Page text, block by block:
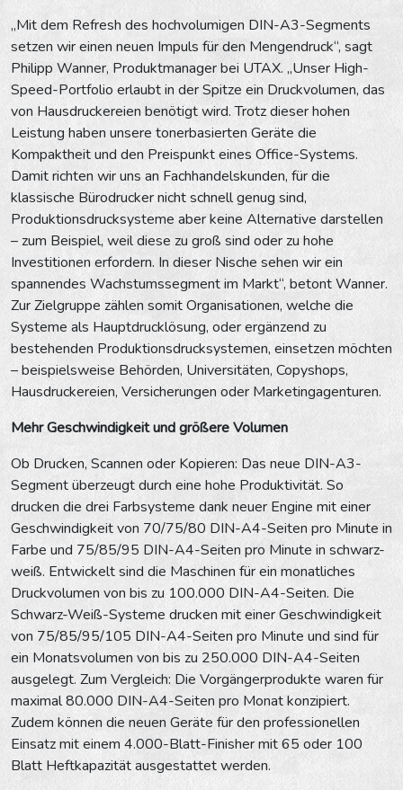
„Mit dem Refresh des hochvolumigen DIN-A3-Segments
setzen wir einen neuen Impuls für den Mengendruck“, sagt
Philipp Wanner, Produktmanager bei UTAX. „Unser High-
Speed-Portfolio erlaubt in der Spitze ein Druckvolumen, das
von Hausdruckereien benötigt wird. Trotz dieser hohen
Leistung haben unsere tonerbasierten Geräte die
Kompaktheit und den Preispunkt eines Office-Systems.
Damit richten wir uns an Fachhandelskunden, für die
klassische Bürodrucker nicht schnell genug sind,
Produktionsdrucksysteme aber keine Alternative darstellen
– zum Beispiel, weil diese zu groß sind oder zu hohe
Investitionen erfordern. In dieser Nische sehen wir ein
spannendes Wachstumssegment im Markt“, betont Wanner.
Zur Zielgruppe zählen somit Organisationen, welche die
Systeme als Hauptdrucklösung, oder ergänzend zu
bestehenden Produktionsdrucksystemen, einsetzen möchten
– beispielsweise Behörden, Universitäten, Copyshops,
Hausdruckereien, Versicherungen oder Marketingagenturen.
Mehr Geschwindigkeit und größere Volumen
Ob Drucken, Scannen oder Kopieren: Das neue DIN-A3-
Segment überzeugt durch eine hohe Produktivität. So
drucken die drei Farbsysteme dank neuer Engine mit einer
Geschwindigkeit von 70/75/80 DIN-A4-Seiten pro Minute in
Farbe und 75/85/95 DIN-A4-Seiten pro Minute in schwarz-
weiß. Entwickelt sind die Maschinen für ein monatliches
Druckvolumen von bis zu 100.000 DIN-A4-Seiten. Die
Schwarz-Weiß-Systeme drucken mit einer Geschwindigkeit
von 75/85/95/105 DIN-A4-Seiten pro Minute und sind für
ein Monatsvolumen von bis zu 250.000 DIN-A4-Seiten
ausgelegt. Zum Vergleich: Die Vorgängerprodukte waren für
maximal 80.000 DIN-A4-Seiten pro Monat konzipiert.
Zudem können die neuen Geräte für den professionellen
Einsatz mit einem 4.000-Blatt-Finisher mit 65 oder 100
Blatt Heftkapazität ausgestattet werden.